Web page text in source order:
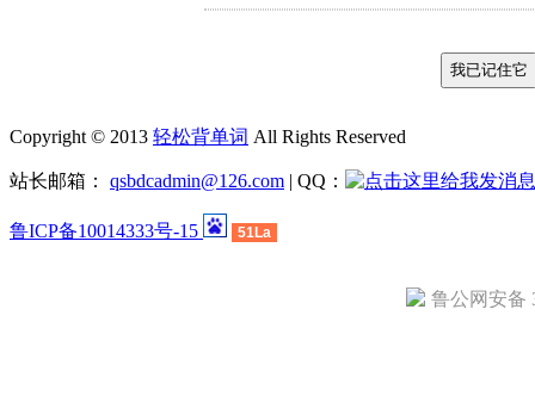
Copyright © 2013 轻松背单词 All Rights Reserved
站长邮箱： qsbdcadmin@126.com | QQ：
鲁ICP备10014333号-15 51La
鲁公网安备